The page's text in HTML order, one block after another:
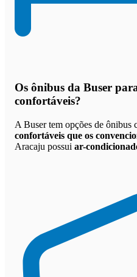
Os ônibus da Buser
confortáveis?
A Buser tem opções de ônibus
confortáveis que os
Aracaju possui ar-